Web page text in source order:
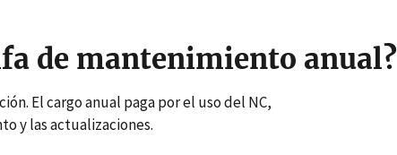
de mantenimiento anual?
El cargo anual paga por el uso del NC,
y las actualizaciones.